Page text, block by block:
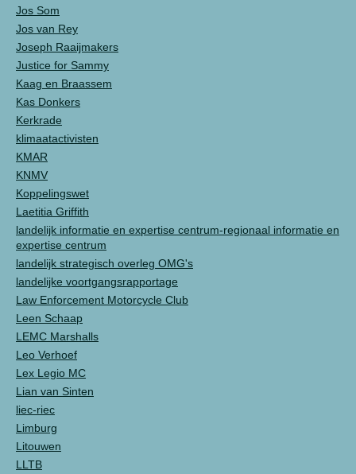
Jos Som
Jos van Rey
Joseph Raaijmakers
Justice for Sammy
Kaag en Braassem
Kas Donkers
Kerkrade
klimaatactivisten
KMAR
KNMV
Koppelingswet
Laetitia Griffith
landelijk informatie en expertise centrum-regionaal informatie en
expertise centrum
landelijk strategisch overleg OMG's
landelijke voortgangsrapportage
Law Enforcement Motorcycle Club
Leen Schaap
LEMC Marshalls
Leo Verhoef
Lex Legio MC
Lian van Sinten
liec-riec
Limburg
Litouwen
LLTB